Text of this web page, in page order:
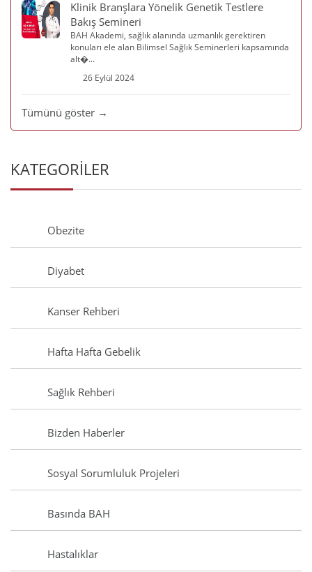
Klinik Branşlara Yönelik Genetik Testlere
Bakış Semineri
BAH Akademi, sağlık alanında uzmanlık gerektiren
konuları ele alan Bilimsel Sağlık Seminerleri kapsamında
alt�...
26 Eylül 2024
Tümünü göster →
KATEGORİLER
Obezite
Diyabet
Kanser Rehberi
Hafta Hafta Gebelik
Sağlık Rehberi
Bizden Haberler
Sosyal Sorumluluk Projeleri
Basında BAH
Hastalıklar